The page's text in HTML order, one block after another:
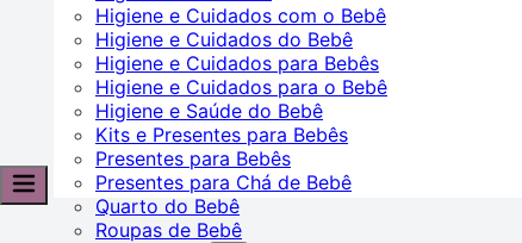
Higiene e Cuidados com o Bebê
Higiene e Cuidados do Bebê
Higiene e Cuidados para Bebês
Higiene e Cuidados para o Bebê
Higiene e Saúde do Bebê
Kits e Presentes para Bebês
Presentes para Bebês
Presentes para Chá de Bebê
Quarto do Bebê
Roupas de Bebê